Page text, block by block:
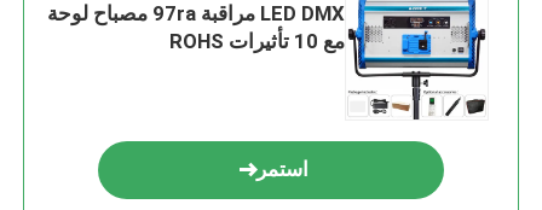
LED DMX مراقبة 97ra مصباح لوحة
مع 10 تأثيرات ROHS
استمر